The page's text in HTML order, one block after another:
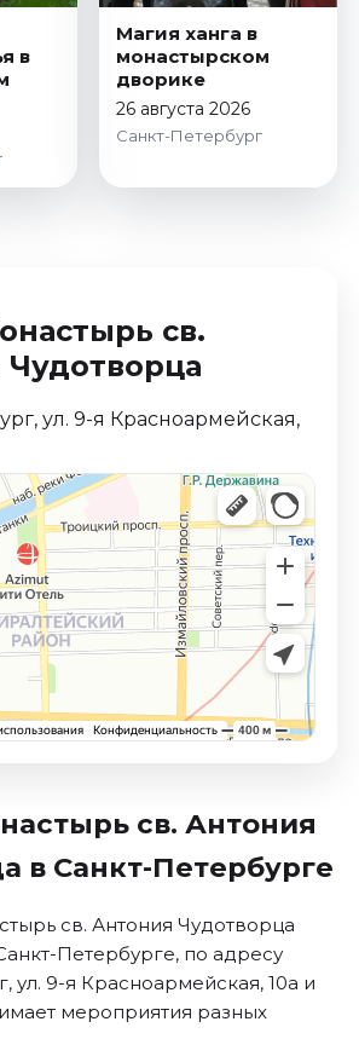
в
Магия ханга в
монастырском
дворике
26 августа 2026
Санкт-Петербург
св.
ул. 9-я Красноармейская,
св. Антония
в Санкт-Петербурге
св. Антония Чудотворца
Петербурге, по адресу
ул. 9-я Красноармейская, 10а и
мероприятия разных